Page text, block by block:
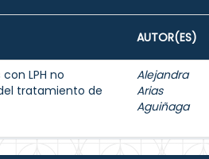
AUTOR(ES)
LPH no
tratamiento de
Alejandra
Arias
Aguiñaga